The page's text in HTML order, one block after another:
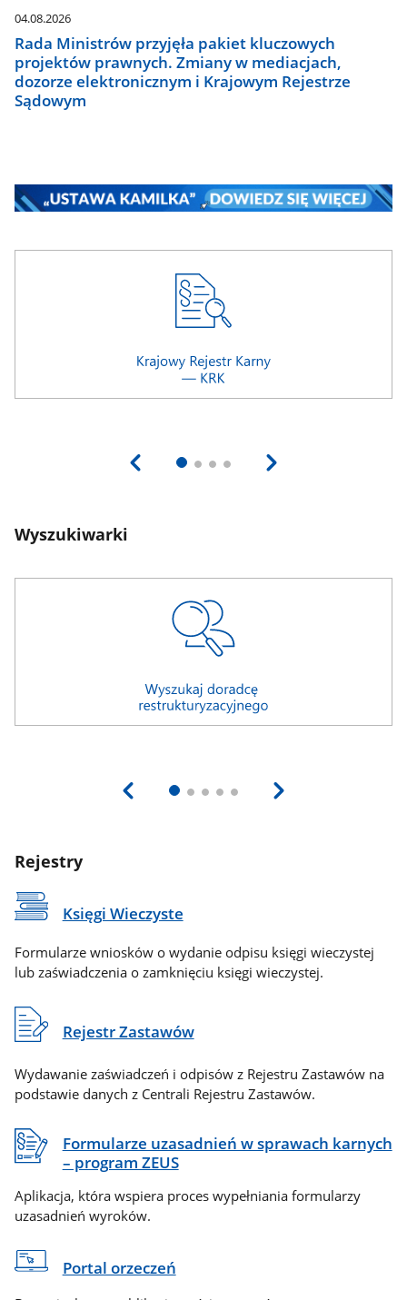
04.08.2026
Rada Ministrów przyjęła pakiet kluczowych
projektów prawnych. Zmiany w mediacjach,
dozorze elektronicznym i Krajowym Rejestrze
Sądowym
Wyszukiwarki
Rejestry
Księgi Wieczyste
Formularze wniosków o wydanie odpisu księgi wieczystej
lub zaświadczenia o zamknięciu księgi wieczystej.
Rejestr Zastawów
Wydawanie zaświadczeń i odpisów z Rejestru Zastawów na
podstawie danych z Centrali Rejestru Zastawów.
Formularze uzasadnień w sprawach karnych
– program ZEUS
Aplikacja, która wspiera proces wypełniania formularzy
uzasadnień wyroków.
Portal orzeczeń